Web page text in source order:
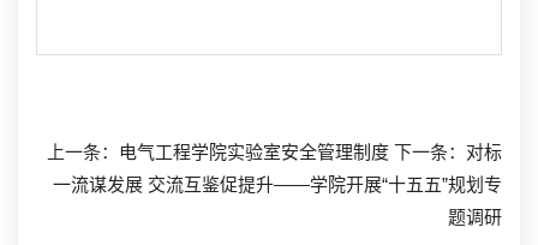
上一条： 电气工程学院实验室安全管理制度 下一条： 对标
一流谋发展 交流互鉴促提升——学院开展“十五五”规划专
题调研